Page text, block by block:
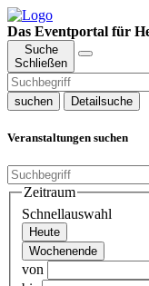
Das Eventportal für
Suche
Schließen
suchen Detailsuche
Veranstaltungen suchen
Zeitraum
Schnellauswahl
Heute
Wochenende
von